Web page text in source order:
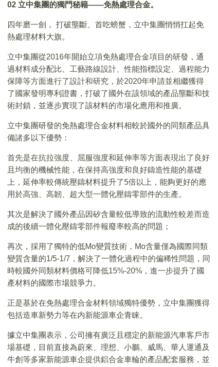
02 立中集團的獨門秘籍——免熱處理合金。
四年磨一劍， 打破壟斷、首吃螃蟹，立中集團悄悄扛起免
熱處理材料大旗。
立中集團從2016年開始立項免熱處理合金項目的研發，通
過材料成分配比、工藝路線設計、性能指標設定、過程能力
保障等方面進行了設計和研究，於2020年申請並相繼獲得
了國家發明專利證書，打破了國外在該領域的產品壟斷和技
術封鎖，並逐步實現了該材料的市場化應用和推廣。
立中集團研發的免熱處理合金材料相較於國外的同類產品具
備諸多以下優勢：
首先是在抗拉強度、屈服強度和延伸率等方面表現出了良好
且均衡的機械性能，在保持高強度和良好鑄造性能的基礎
上，延伸率較傳統壓鑄材料提升了5倍以上，能夠更好的應
用於高強、高韌、超大型一體化壓鑄零部件的生產。
其次是解決了國外產品因矽含量較低導致的流動性較差而造
成的後續一體化壓鑄零部件報廢率較高的問題；
再次，採用了獨特的低Mo變質技術，Mo含量僅為國際同類
變質含量的1/5-1/7，解決了一體化過程中的偏稀性問題，同
時較國外同類材料價格可降低15%-20%，進一步提升了國
產材料的國際市場競爭力。
正是基於在免熱處理合金材料領域獨特優勢，立中集團獲得
包括造車新勢力等在内新能源車企青睐。
據立中集團表示，公司擁有廣泛且穩定的新能源汽車客戶市
場基礎，目前直接為蔚來、理想、小鵬、威馬、華人運通及
牛創等多家新能源車企提供鋁合金車輪的產品配套服務，並